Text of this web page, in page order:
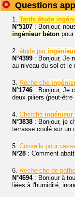
Questions
1. Tarifs étude
N°5107 : Bonjour,
ingénieur béton
2. étude par
N°4399 : Bonjour, Je
au niveau du sol et le
3. Recherche
N°1746 : Bonjour, Je
deux piliers (peut-
4. Cherche ingénieur
N°3838 : Bonjour, je
terrasse coulé sur un
5. Conseils pour
N°28 : Comment
6. Recherche de
N°4694: Bonjour à
liées à l'humidité,